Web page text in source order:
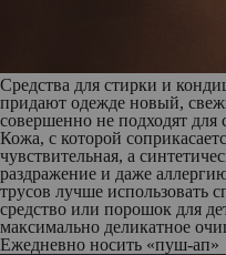
Средства для стирки и
придают одежде новый,
совершенно не подходят для
Кожа, с которой
чувствительная, а
раздражение и даже
трусов лучше использовать
средство или порошок для
максимально деликатное
Ежедневно носить «пуш-ап»